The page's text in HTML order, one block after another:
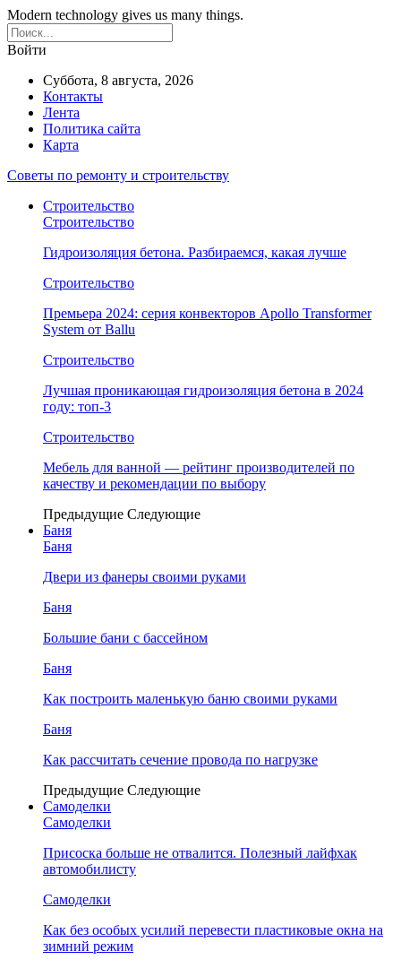
Modern technology gives us many things.
Войти
Суббота, 8 августа, 2026
Контакты
Лента
Политика сайта
Карта
Советы по ремонту и строительству
Строительство
Строительство
Гидроизоляция бетона. Разбираемся, какая лучше
Строительство
Премьера 2024: серия конвекторов Apollo Transformer
System от Ballu
Строительство
Лучшая проникающая гидроизоляция бетона в 2024
году: топ-3
Строительство
Мебель для ванной — рейтинг производителей по
качеству и рекомендации по выбору
Предыдущие Следующие
Баня
Баня
Двери из фанеры своими руками
Баня
Большие бани с бассейном
Баня
Как построить маленькую баню своими руками
Баня
Как рассчитать сечение провода по нагрузке
Предыдущие Следующие
Самоделки
Самоделки
Присоска больше не отвалится. Полезный лайфхак
автомобилисту
Самоделки
Как без особых усилий перевести пластиковые окна на
зимний режим